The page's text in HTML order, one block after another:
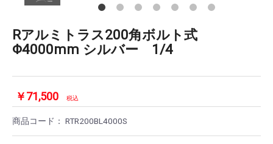
Rアルミトラス200角ボルト式
Φ4000mm シルバー 1/4
￥71,500 税込
商品コード： RTR200BL4000S